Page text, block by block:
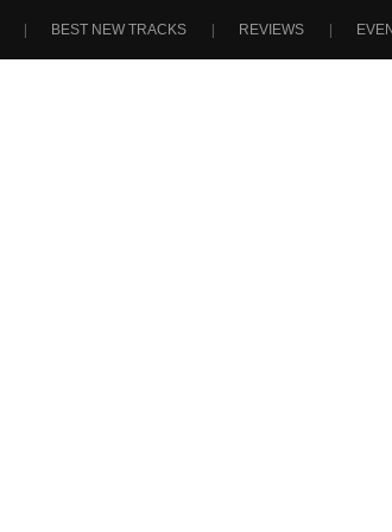
BEST NEW TRACKS REVIEWS